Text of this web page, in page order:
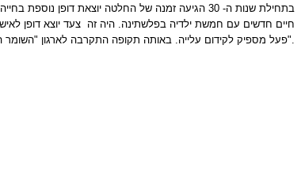
חיים חדשים עם חמשת ילדיה בפלשתינה. היה זה צעד יוצא דופן
פעל מספיק לקידום עלייה. באותה תקופה התקרבה לארגון "השומר הצעיר".